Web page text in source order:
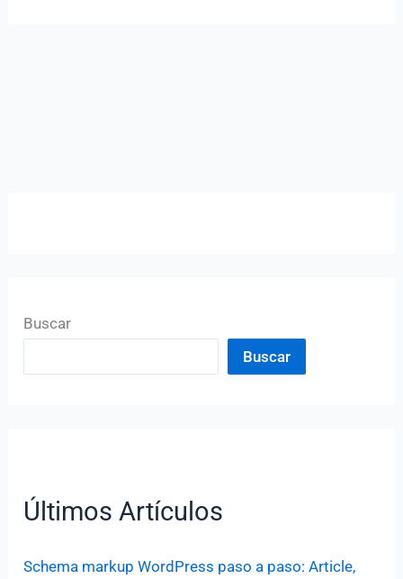
Buscar
Buscar
Últimos Artículos
Schema markup WordPress paso a paso: Article,